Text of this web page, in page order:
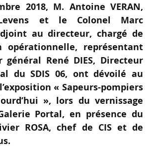
2018, M. Antoine VERAN,
et le Colonel Marc
adjoint au directeur, chargé de
opérationnelle, représentant
général René DIES, Directeur
du SDIS 06, ont dévoilé au
« Sapeurs-pompiers
», lors du vernissage
Portal, en présence du
ROSA, chef de CIS et de